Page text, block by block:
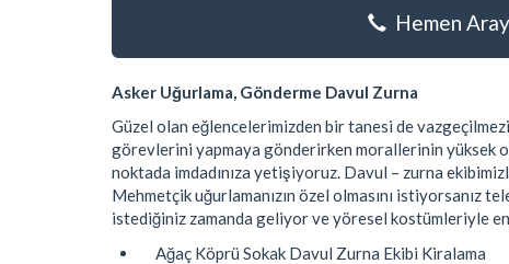
Hemen
Asker Uğurlama, Gönderme Davul Zurna
Güzel olan eğlencelerimizden bir tanesi de
görevlerini yapmaya gönderirken morallerinin yüksek
noktada imdadınıza yetişiyoruz. Davul – zurna
Mehmetçik uğurlamanızın özel olmasını istiyorsanız
istediğiniz zamanda geliyor ve yöresel kostümleriyle
Ağaç Köprü Sokak Davul Zurna Ekibi Kiralama